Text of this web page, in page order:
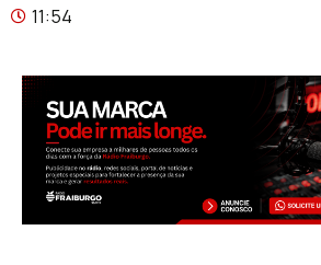
11:54